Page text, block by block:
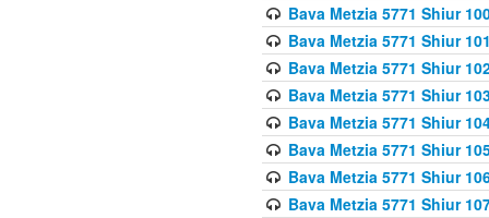
Bava Metzia 5771 Shiur
Bava Metzia 5771 Shiur
Bava Metzia 5771 Shiur
Bava Metzia 5771 Shiur
Bava Metzia 5771 Shiur
Bava Metzia 5771 Shiur
Bava Metzia 5771 Shiur
Bava Metzia 5771 Shiur